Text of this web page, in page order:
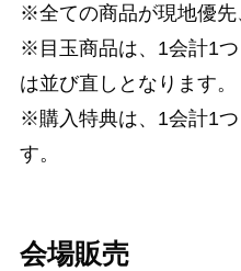
※全ての商品が現地優先
※目玉商品は、1会計1
は並び直しとなります。
※購入特典は、1会計1
す。
会場販売